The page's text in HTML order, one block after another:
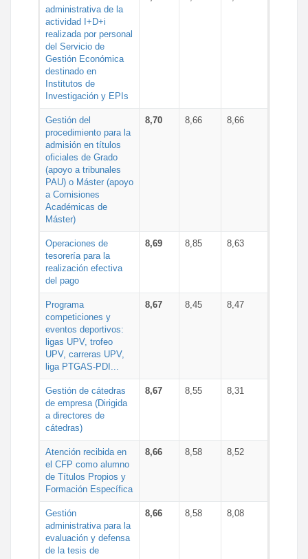
administrativa de la
actividad I+D+i
realizada por personal
del Servicio de
Gestión Económica
destinado en
Institutos de
Investigación y EPIs
Gestión del
procedimiento para la
admisión en títulos
oficiales de Grado
(apoyo a tribunales
PAU) o Máster (apoyo
a Comisiones
Académicas de
Máster)
8,70 8,66 8,66
Operaciones de
tesorería para la
realización efectiva
del pago
8,69 8,85 8,63
Programa
competiciones y
eventos deportivos:
ligas UPV, trofeo
UPV, carreras UPV,
liga PTGAS-PDI...
8,67 8,45 8,47
Gestión de cátedras
de empresa (Dirigida
a directores de
cátedras)
8,67 8,55 8,31
Atención recibida en
el CFP como alumno
de Títulos Propios y
Formación Específica
8,66 8,58 8,52
Gestión
administrativa para la
evaluación y defensa
de la tesis de
8,66 8,58 8,08